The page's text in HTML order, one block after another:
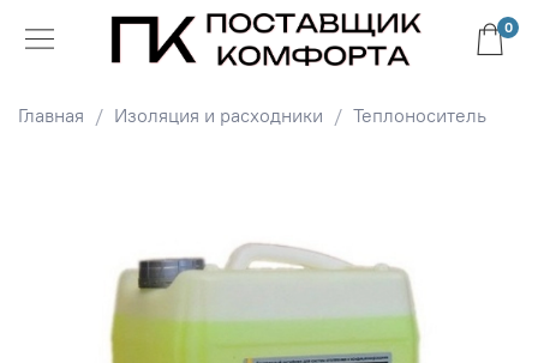
0
Главная Изоляция и расходники Теплоноситель